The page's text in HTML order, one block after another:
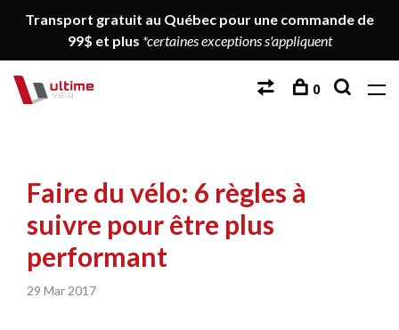
Transport gratuit au Québec pour une commande de
99$ et plus *certaines exceptions s'appliquent
0
Faire du vélo: 6 règles à
suivre pour être plus
performant
29 Mar 2017